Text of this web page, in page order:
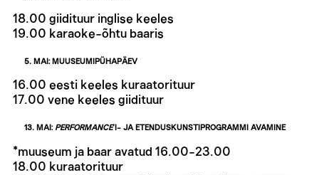
18.00 giidituur inglise keeles
19.00 karaoke-õhtu baaris
5. MAI: MUUSEUMIPÜHAPÄEV
16.00 eesti keeles kuraatorituur
17.00 vene keeles giidituur
13. MAI:PERFORMANCE’I- JA ETENDUSKUNSTIPROGRAMMI AVAMINE
*muuseum ja baar avatud 16.00-23.00
18.00 kuraatorituur